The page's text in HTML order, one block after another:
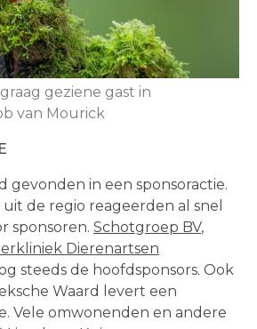
geziene gast in
van Mourick
gevonden in een sponsoractie.
de regio reageerden al snel
sponsoren. Schotgroep BV,
Dierenartsen
steeds de hoofdsponsors. Ook
Waard levert een
Vele omwonenden en andere